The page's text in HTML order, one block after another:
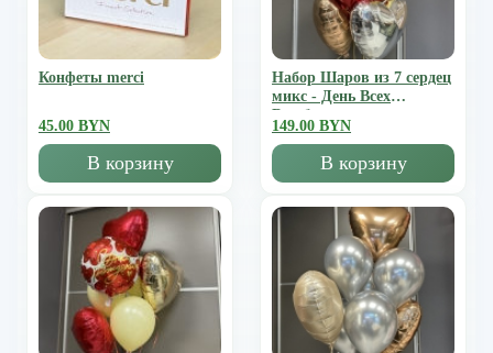
Конфеты merci
45.00 BYN
В корзину
Набор Шаров из 7 сердец
микс - День Всех
Влюбленных
149.00 BYN
В корзину